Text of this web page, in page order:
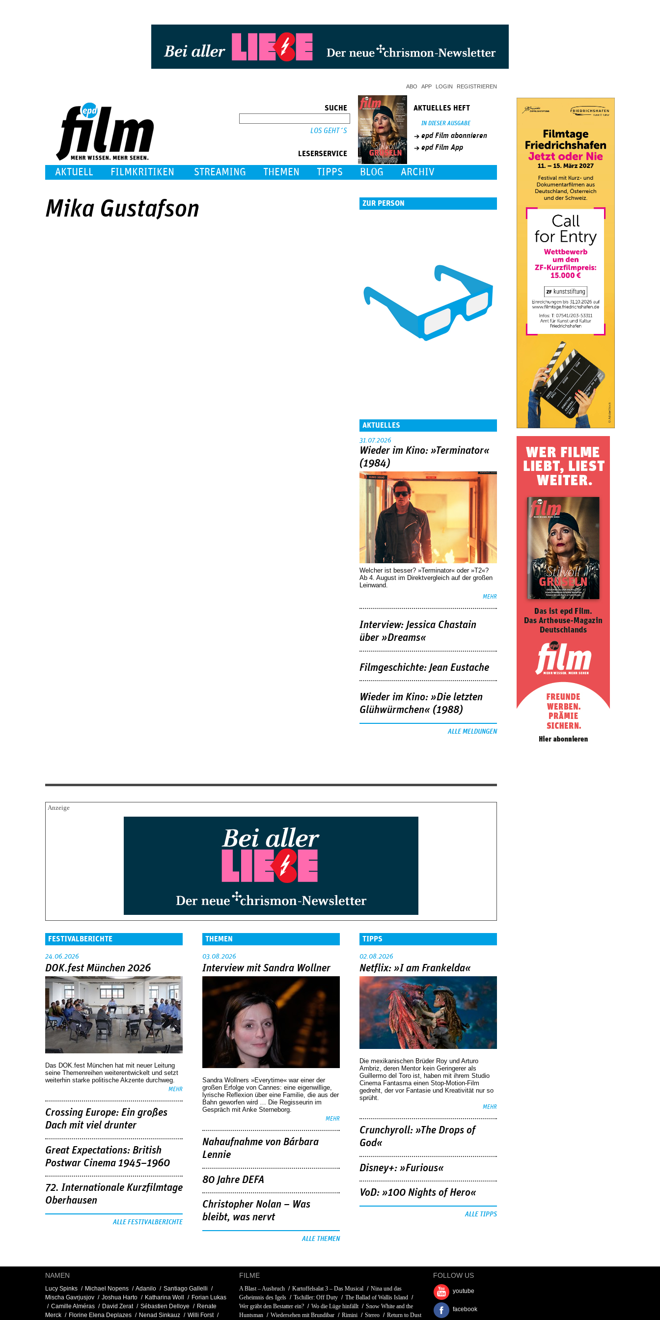
ABO APP LOGIN REGISTRIEREN
SUCHE
LESERSERVICE
AKTUELLES HEFT
IN DIESER AUSGABE
epd Film abonnieren
epd Film App
AKTUELL FILMKRITIKEN STREAMING THEMEN TIPPS BLOG ARCHIV
Mika Gustafson ZUR PERSON
AKTUELLES
31.07.2026
Wieder im Kino: »Terminator«
(1984)
Welcher ist besser? »Terminator« oder »T2«?
Ab 4. August im Direktvergleich auf der großen
Leinwand.
MEHR
Interview: Jessica Chastain
über »Dreams«
Filmgeschichte: Jean Eustache
Wieder im Kino: »Die letzten
Glühwürmchen« (1988)
ALLE MELDUNGEN
FESTIVALBERICHTE
24.06.2026
DOK.fest München 2026
Das DOK.fest München hat mit neuer Leitung
seine Themenreihen weiterentwickelt und setzt
weiterhin starke politische Akzente durchweg.
MEHR
Crossing Europe: Ein großes
Dach mit viel drunter
Great Expectations: British
Postwar Cinema 1945–1960
72. Internationale Kurzfilmtage
Oberhausen
ALLE FESTIVALBERICHTE
THEMEN
03.08.2026
Interview mit Sandra Wollner
Sandra Wollners »Everytime« war einer der
großen Erfolge von Cannes: eine eigenwillige,
lyrische Reflexion über eine ­Familie, die aus der
Bahn geworfen wird … Die Regisseurin im
Gespräch mit Anke Sterneborg.
MEHR
Nahaufnahme von Bárbara
Lennie
80 Jahre DEFA
Christopher Nolan – Was
bleibt, was nervt
ALLE THEMEN
TIPPS
02.08.2026
Netflix: »I am Frankelda«
Die mexikanischen Brüder Roy und Arturo
Ambriz, deren Mentor kein Geringerer als
Guillermo del Toro ist, haben mit ihrem Studio
Cinema Fantasma einen Stop-Motion-Film
gedreht, der vor Fantasie und Kreativität nur so
sprüht.
MEHR
Crunchyroll: »The Drops of
God«
Disney+: »Furious«
VoD: »100 Nights of Hero«
ALLE TIPPS
NAMEN
Lucy Spinks Michael Nopens Adanilo
Santiago Gallelli
Mischa Gavrjusjov
Joshua Harto Katharina Woll
Forian Lukas
Camille Alméras
David Zerat Sébastien Delloye
Renate
Merck
Florine Elena Deplazes Nenad Sinkauz Willi Forst
FILME
A Blast – Ausbruch Kartoffelsalat 3 – Das Musical
Nina und das
Geheimnis des Igels
Tschiller: Off Duty
The Ballad of Wallis Island
Wer gräbt den Bestatter ein?
Wo die Lüge hinfällt
Snow White and the
Huntsman
Wiedersehen mit Brundibar Rimini Stereo Return to Dust
FOLLOW US
youtube
facebook